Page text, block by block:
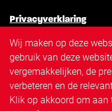
Privacyverklaring
Cookiebeleid
Antidiscriminatiebeleid
Disclaimer
Sitemap
Triangle.nl
Wij maken op deze
gebruik van deze
vergemakkelijken, de
verbeteren en de
Klik op akkoord om